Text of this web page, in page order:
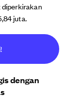
diperkirakan
juta.
dengan